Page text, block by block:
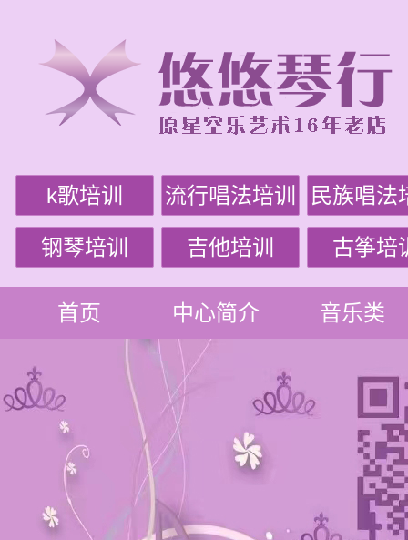
k歌培训 流行唱法培训 民族唱法
钢琴培训 吉他培训 古筝培
首页 中心简介 音乐类